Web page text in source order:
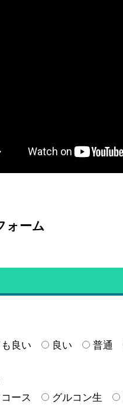
ォーム
良い
良い 普通
ース
グルコン生